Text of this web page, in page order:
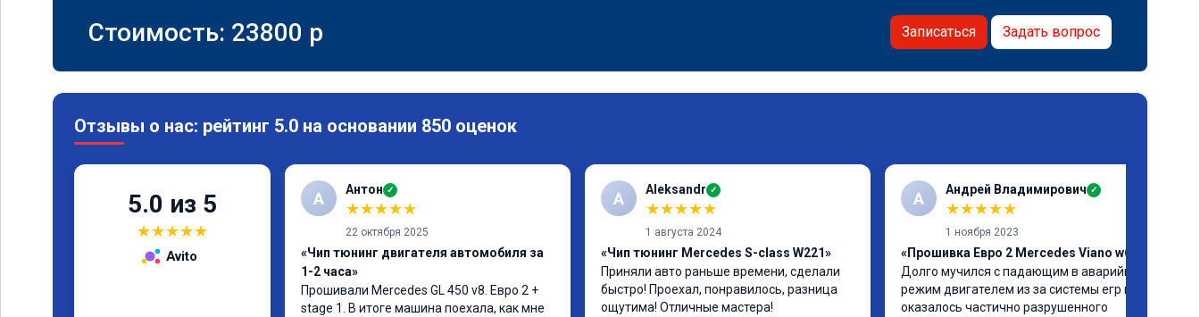
Стоимость: 23800 p Записаться Задать вопрос
Отзывы о нас: рейтинг 5.0 на основании 850 оценок
5.0 из 5
★★★★★
Avito
А Антон ✓
★★★★★
22 октября 2025
«Чип тюнинг двигателя автомобиля за
1-2 часа»
Прошивали Mercedes GL 450 v8. Евро 2 +
stage 1. В итоге машина поехала, как мне
A Aleksandr ✓
★★★★★
1 августа 2024
«Чип тюнинг Mercedes S-class W221»
Приняли авто раньше времени, сделали
быстро! Проехал, понравилось, разница
ощутима! Отличные мастера!
А Андрей Владимирович ✓
★★★★★
1 ноября 2023
«Прошивка Евро 2 Mercedes Viano w639»
Долго мучился с падающим в аварийный
режим двигателем из за системы егр и как
оказалось частично разрушенного